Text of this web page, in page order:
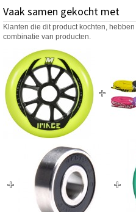
Vaak samen gekocht met
Klanten die dit product kochten,
combinatie van producten.